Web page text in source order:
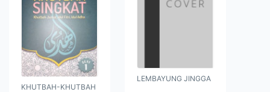
KHUTBAH-KHUTBAH
LEMBAYUNG JINGGA